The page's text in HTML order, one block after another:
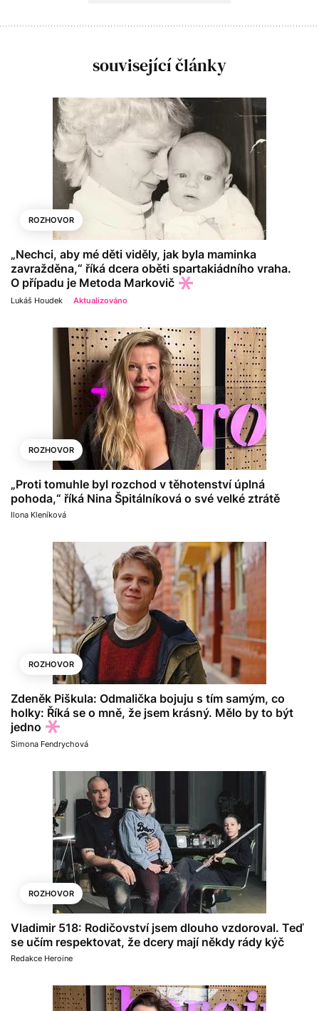
související články
ROZHOVOR
„Nechci, aby mé děti viděly, jak byla maminka
zavražděna,“ říká dcera oběti spartakiádního vraha.
O případu je Metoda Markovič
Lukáš Houdek Aktualizováno
ROZHOVOR
„Proti tomuhle byl rozchod v těhotenství úplná
pohoda,“ říká Nina Špitálníková o své velké ztrátě
Ilona Kleníková
ROZHOVOR
Zdeněk Piškula: Odmalička bojuju s tím samým, co
holky: Říká se o mně, že jsem krásný. Mělo by to být
jedno
Simona Fendrychová
ROZHOVOR
Vladimir 518: Rodičovství jsem dlouho vzdoroval. Teď
se učím respektovat, že dcery mají někdy rády kýč
Redakce Heroine